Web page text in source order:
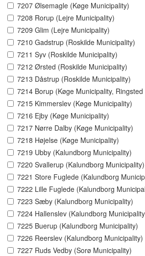
7207 Ølsemagle (Køge Municipality)
7208 Rorup (Lejre Municipality)
7209 Glim (Lejre Municipality)
7210 Gadstrup (Roskilde Municipality)
7211 Syv (Roskilde Municipality)
7212 Ørsted (Roskilde Municipality)
7213 Dåstrup (Roskilde Municipality)
7214 Borup (Køge Municipality,
7215 Kimmerslev (Køge Municipality)
7216 Ejby (Køge Municipality)
7217 Nørre Dalby (Køge Municipality)
7218 Højelse (Køge Municipality)
7219 Ubby (Kalundborg Municipality)
7220 Svallerup (Kalundborg Municipality)
7221 Store Fuglede (Kalundborg
7222 Lille Fuglede (Kalundborg
7223 Sæby (Kalundborg Municipality)
7224 Hallenslev (Kalundborg
7225 Buerup (Kalundborg Municipality)
7226 Reerslev (Kalundborg Municipality)
7227 Ruds Vedby (Sorø Municipality)